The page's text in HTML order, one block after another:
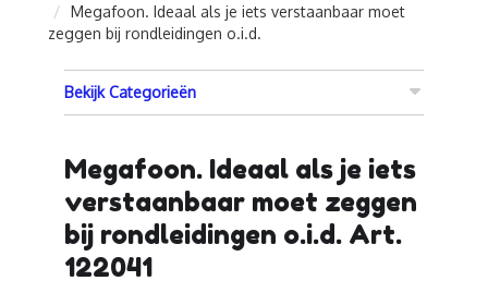
Megafoon. Ideaal als je iets verstaanbaar moet
zeggen bij rondleidingen o.i.d.
Bekijk Categorieën
Megafoon. Ideaal als je iets
verstaanbaar moet zeggen
bij rondleidingen o.i.d. Art.
122041